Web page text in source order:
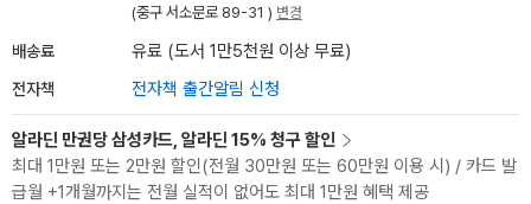
(중구 서소문로 89-31 ) 변경
배송료 유료 (도서 1만5천원 이상 무료)
전자책 전자책 출간알림 신청
알라딘 만권당 삼성카드, 알라딘 15% 청구 할인
최대 1만원 또는 2만원 할인(전월 30만원 또는 60만원 이용 시) / 카드 발
급월 +1개월까지는 전월 실적이 없어도 최대 1만원 혜택 제공